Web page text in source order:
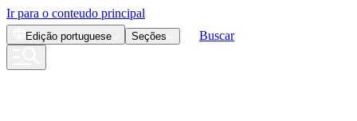
Ir para o conteudo principal
Edição portuguese Seções Buscar